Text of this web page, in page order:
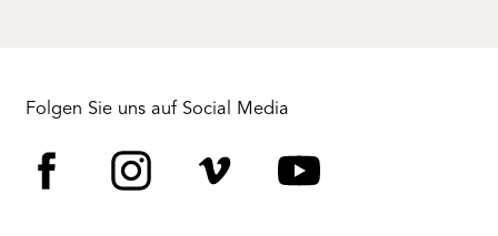
Folgen Sie uns auf Social Media